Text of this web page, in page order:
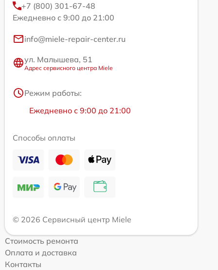
+7 (800) 301-67-48
Ежедневно с 9:00 до 21:00
info@miele-repair-center.ru
ул. Малышева, 51
Адрес сервисного центра Miele
Режим работы:
Ежедневно с 9:00 до 21:00
Способы оплаты
© 2026 Сервисный центр Miele
Стоимость ремонта
Оплата и доставка
Контакты